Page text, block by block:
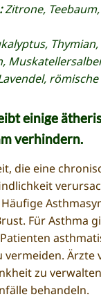
Zitrone,
einige
verhindern.
die eine
Für Asthma
vermeiden.
zu
behandeln.